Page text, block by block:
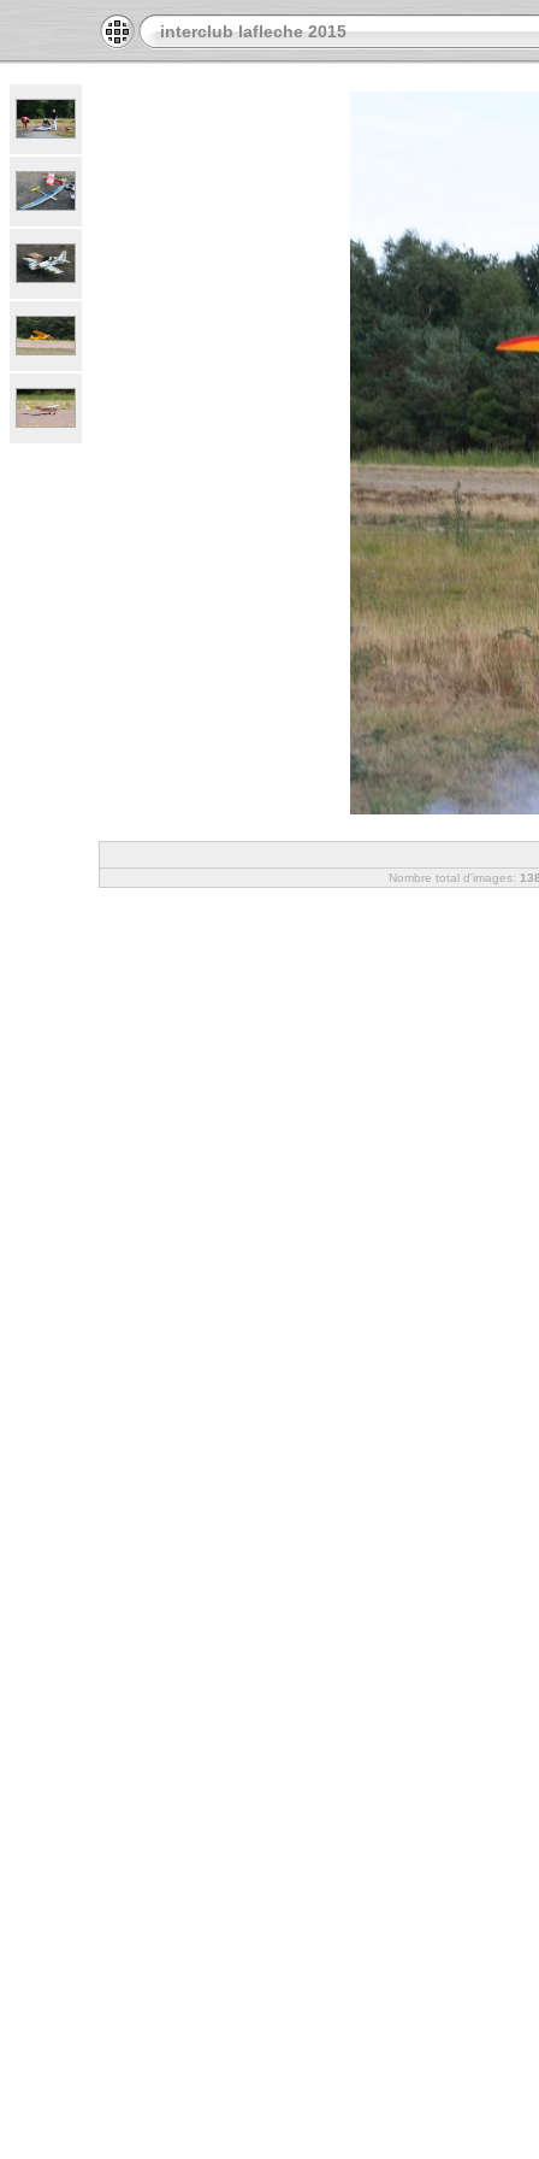
interclub lafleche 2015
Nombre total d'images: